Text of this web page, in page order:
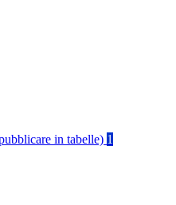
in tabelle) 1